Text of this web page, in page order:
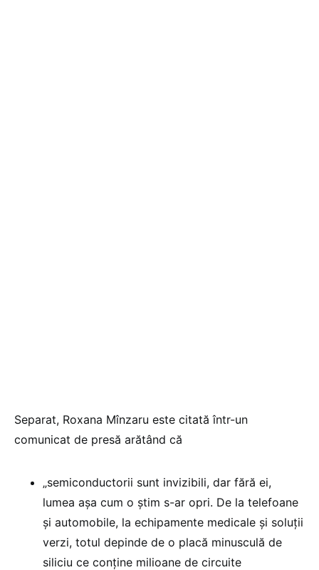
Separat, Roxana Mînzaru este citată într-un
comunicat de presă arătând că
„semiconductorii sunt invizibili, dar fără ei,
lumea așa cum o știm s-ar opri. De la telefoane
și automobile, la echipamente medicale și soluții
verzi, totul depinde de o placă minusculă de
siliciu ce conține milioane de circuite